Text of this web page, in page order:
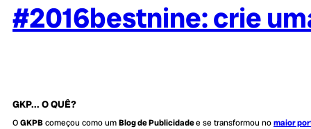
#2016bestnine: crie
GKP... O QUÊ?
OGKPBcomeçou como umBlog de Publicidadee se transformou nomaior